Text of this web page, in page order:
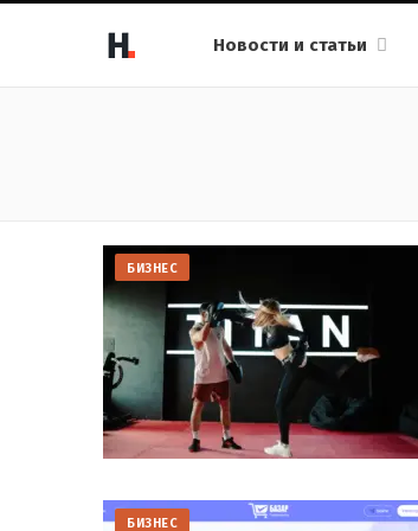
Новости и статьи
БИЗНЕС
БИЗНЕС